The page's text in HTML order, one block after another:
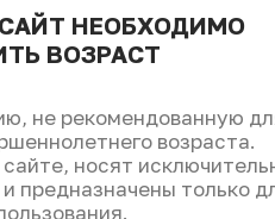
Карлоса
написать о
виноградники,
писать надо
Marques de
НЕОБХОДИМО
ВОЗРАСТ
не рекомендованную
возраста.
носят
предназначены только